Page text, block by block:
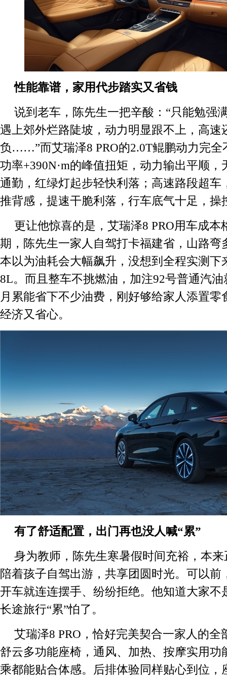
性能靠谱， 家用代步踏实又省钱
说到老车，陈先生一把辛酸：“只能勉强
遇上郊外烂路陡坡，动力明显跟不上，高速
负……”而艾瑞泽8 PRO的2.0T鲲鹏动力完全
功率+390N·m的峰值扭矩，动力输出平顺
通勤，红绿灯起步轻快利落；高速路段超车
推背感，提速干脆利落，行车底气十足，操
更让他惊喜的是，艾瑞泽8 PRO用车成本
期，陈先生一家人自驾打卡福建省，山路弯
本以为油耗会大幅飙升，没想到全程实测下
8L。而且整车不挑燃油，加注92号普通汽
月累能省下不少油费，刚好够给家人添置零
经济又省心。
有了舒适配置，出门再也没人喊“累”
身为教师，陈先生寒暑假时间充裕，本
陪着孩子自驾出游，共享团圆时光。可以前
开车就连连摆手、纷纷拒绝。他知道大家不
长途旅行“累”怕了。
艾瑞泽8 PRO，恰好完美契合一家人的全
舒云多功能座椅，通风、加热、按摩实用功
乘都能贴合体感。后排体验同样贴心到位，